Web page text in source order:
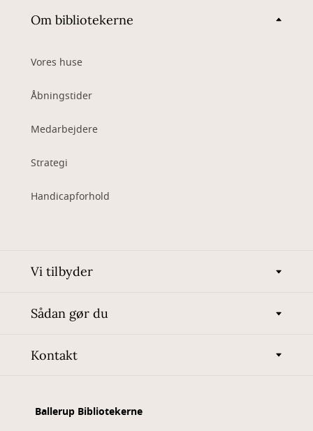
Om bibliotekerne
Vores huse
Åbningstider
Medarbejdere
Strategi
Handicapforhold
Vi tilbyder
Sådan gør du
Kontakt
Ballerup Bibliotekerne